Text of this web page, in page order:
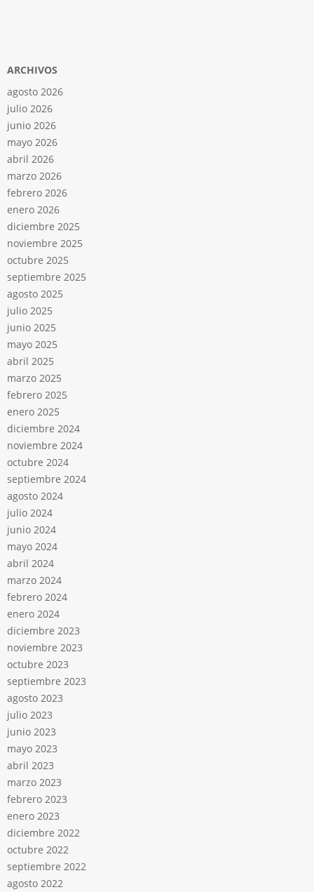
ARCHIVOS
agosto 2026
julio 2026
junio 2026
mayo 2026
abril 2026
marzo 2026
febrero 2026
enero 2026
diciembre 2025
noviembre 2025
octubre 2025
septiembre 2025
agosto 2025
julio 2025
junio 2025
mayo 2025
abril 2025
marzo 2025
febrero 2025
enero 2025
diciembre 2024
noviembre 2024
octubre 2024
septiembre 2024
agosto 2024
julio 2024
junio 2024
mayo 2024
abril 2024
marzo 2024
febrero 2024
enero 2024
diciembre 2023
noviembre 2023
octubre 2023
septiembre 2023
agosto 2023
julio 2023
junio 2023
mayo 2023
abril 2023
marzo 2023
febrero 2023
enero 2023
diciembre 2022
octubre 2022
septiembre 2022
agosto 2022